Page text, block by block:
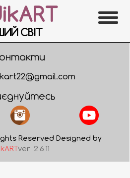
СВІТ
Reserved Designed by
ver. 2.6.11